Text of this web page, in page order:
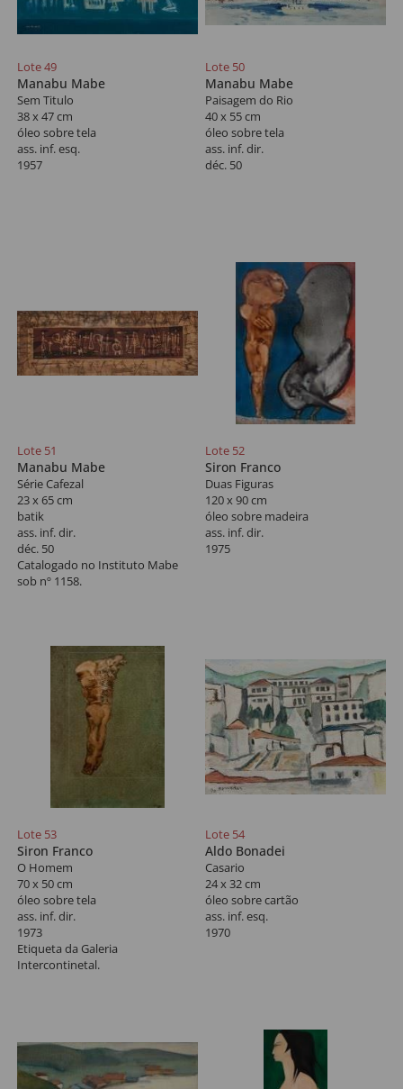
Lote 49
Manabu Mabe
Sem Titulo
38 x 47 cm
óleo sobre tela
ass. inf. esq.
1957
Lote 50
Manabu Mabe
Paisagem do Rio
40 x 55 cm
óleo sobre tela
ass. inf. dir.
déc. 50
Lote 51
Manabu Mabe
Série Cafezal
23 x 65 cm
batik
ass. inf. dir.
déc. 50
Catalogado no Instituto Mabe
sob nº 1158.
Lote 52
Siron Franco
Duas Figuras
120 x 90 cm
óleo sobre madeira
ass. inf. dir.
1975
Lote 53
Siron Franco
O Homem
70 x 50 cm
óleo sobre tela
ass. inf. dir.
1973
Etiqueta da Galeria
Intercontinetal.
Lote 54
Aldo Bonadei
Casario
24 x 32 cm
óleo sobre cartão
ass. inf. esq.
1970